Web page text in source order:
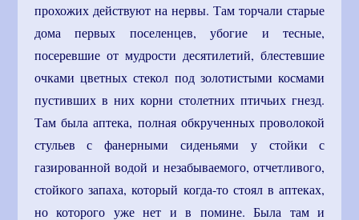
прохожих действуют на нервы. Там торчали старые
дома первых поселенцев, убогие и тесные,
посеревшие от мудрости десятилетий, блестевшие
очками цветных стекол под золотистыми космами
пустивших в них корни столетних птичьих гнезд.
Там была аптека, полная обкрученных проволокой
стульев с фанерными сиденьями у стойки с
газированной водой и незабываемого, отчетливого,
стойкого запаха, который когда-то стоял в аптеках,
но которого уже нет и в помине. Была там и